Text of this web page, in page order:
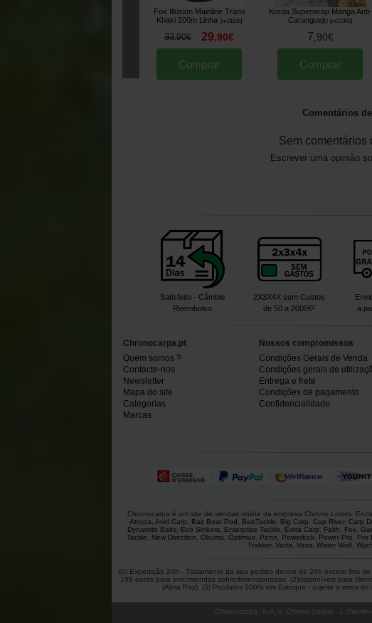
Fox Illusion Mainline Trans
Khaki 200m Linha
m21195]
33,90€ 29,90€
Comprar
Korda Superwrap Manga Anti-
Caranguejo [m21303]
7,90€
Comprar
Comentários
Sem comentários
Escrever uma opinião
Satisfeito - Câmbio
Reembolso
2X3X4X sem Custos
de 50 a 2000€²
a
Chronocarpa.pt
Quem somos ?
Contacte-nos
Newsletter
Mapa do site
Categorias
Marcas
Nossos compromissos
Condições Gerais de Venda
Condições gerais de
Entrega e frete
Condições de pagamento
Confidencialidade
Chronocarpa é um site de vendas online da empresa Chrono Loisirs.
Atropa Avid Carp Bait Boat Pod BeeTackle Big Carp Cap River, Carp
Dynamite Baits, Eco Sinkers, Enterprise Tackle Extra Carp Faith Fox,
Tackle
New Direction Okuma Optimus, Penn Powerkick, Power Pro Pro
Trakker, Varta Vass Water Wolf
(0) Expedição 24h - Tratamento da seu pedido dentro de 24h exceto fins
199 euros para encomendas sobredimensionadas. (2)disponíveis para
(Alma Pay). (3) Produtos 100% em Estoque - sujeito a erros
Chronocarpa : S.A.S. Chrono Loisirs - 1